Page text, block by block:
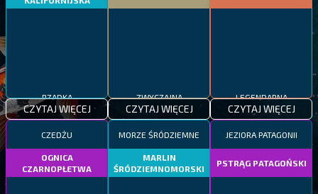
RZADKA
CZYTAJ WIĘCEJ
ZWYCZAJNA
CZYTAJ WIĘCEJ
LEGENDARNA
CZYTAJ WIĘCEJ
CZEDŻU
OGNICA
CZARNOPŁETWA
MORZE ŚRÓDZIEMNE
MARLIN
ŚRÓDZIEMNOMORSKI
JEZIORA PATAGONII
PSTRĄG PATAGOŃSKI